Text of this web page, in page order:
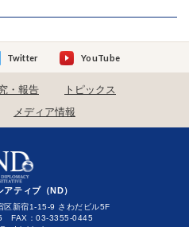
Twitter YouTube
・報告
トピックス
メディア情報
ティブ（ND）
区新宿1-15-9 さわだビル5F
FAX：03-3355-0445